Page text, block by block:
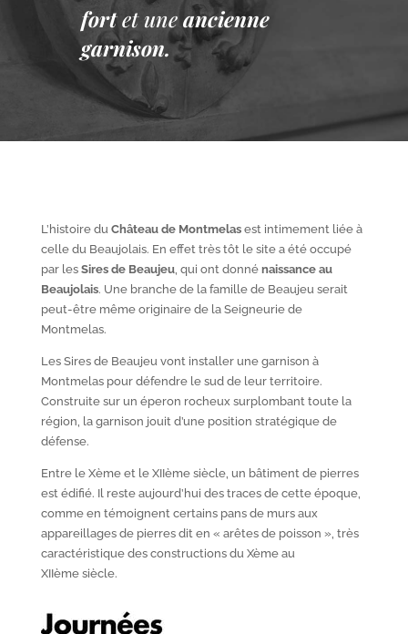
fort et une ancienne
garnison.
L’histoire duChâteau de Montmelasest intimement liée à
celle du Beaujolais. En effet très tôt le site a été occupé
par les Sires de Beaujeu, qui ont donné naissance au
Beaujolais. Une branche de la famille de Beaujeu serait
peut-être même originaire de la Seigneurie de
Montmelas.
Les Sires de Beaujeu vont installer une garnison à
Montmelas pour défendre le sud de leur territoire.
Construite sur un éperon rocheux surplombant toute la
région, la garnison jouit d’une position stratégique de
défense.
Entre le Xèmeet le XIIèmesiècle, un bâtiment de pierres
est édifié. Il reste aujourd’hui des traces de cette époque,
comme en témoignent certains pans de murs aux
appareillages de pierres dit en « arêtes de poisson », très
caractéristique des constructions du Xèmeau
XIIèmesiècle.